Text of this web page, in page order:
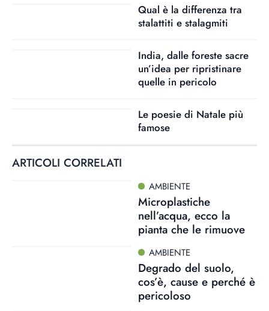
Qual è la differenza tra
stalattiti e stalagmiti
India, dalle foreste sacre
un’idea per ripristinare
quelle in pericolo
Le poesie di Natale più
famose
ARTICOLI CORRELATI
AMBIENTE
Microplastiche
nell’acqua, ecco la
pianta che le rimuove
AMBIENTE
Degrado del suolo,
cos’è, cause e perché è
pericoloso